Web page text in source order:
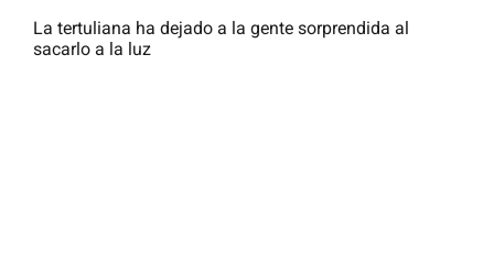
La tertuliana ha dejado a la gente sorprendida al
sacarlo a la luz